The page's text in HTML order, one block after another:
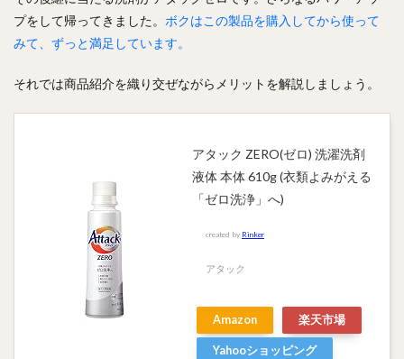
プをして帰ってきました。 ボクはこの製品を購入してから使って
みて、ずっと満足しています。
それでは商品紹介を織り交ぜながらメリットを解説しましょう。
アタック ZERO(ゼロ) 洗濯洗剤
液体 本体 610g (衣類よみがえる
「ゼロ洗浄」へ)
created by Rinker
アタック
Amazon 楽天市場
Yahooショッピング